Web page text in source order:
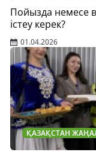
Пойызда немесе
істеу керек?
01.04.2026
ҚАЗАҚСТАН